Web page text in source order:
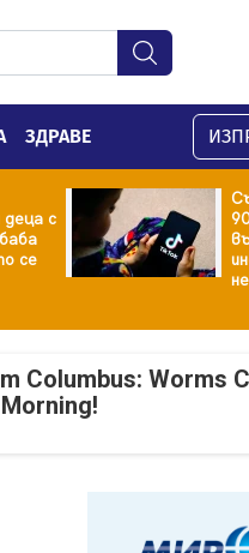
ЗДРАВЕ
с
се
Columbus: Worms